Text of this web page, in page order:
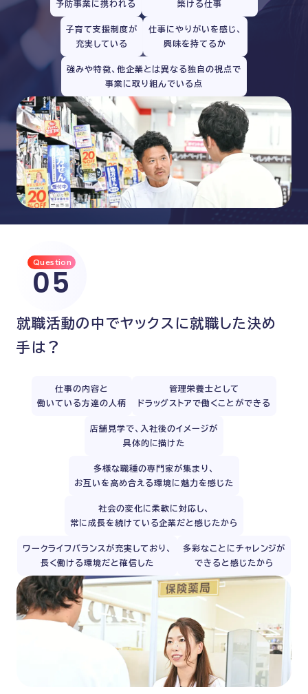
予防事業に携われる 築ける仕事
子育て支援制度が
充実している
仕事にやりがいを感じ、
興味を持てるか
強みや特徴、他企業とは異なる独自の視点で
事業に取り組んでいる点
Question
05
就職活動の中でヤックスに就職した決め
手は？
仕事の内容と
働いている方達の人柄
管理栄養士として
ドラッグストアで働くことができる
店舗見学で、入社後のイメージが
具体的に描けた
多様な職種の専門家が集まり、
お互いを高め合える環境に魅力を感じた
社会の変化に柔軟に対応し、
常に成長を続けている企業だと感じたから
ワークライフバランスが充実しており、
長く働ける環境だと確信した
多彩なことにチャレンジが
できると感じたから